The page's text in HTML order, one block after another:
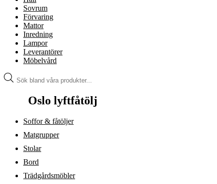
Sovrum
Förvaring
Mattor
Inredning
Lampor
Leverantörer
Möbelvård
Produktsökning
Oslo lyftfåtölj
Soffor & fåtöljer
Matgrupper
Stolar
Bord
Trädgårdsmöbler